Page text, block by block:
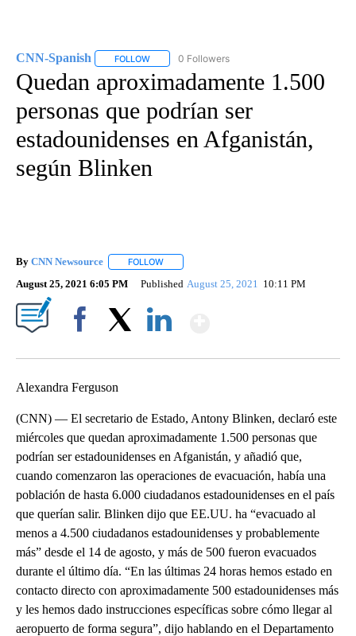
CNN-Spanish FOLLOW FOLLOW "CNN-SPANISH" TO RECEIVE
0 Followers
Quedan aproximadamente 1.500
personas que podrían ser
estadounidenses en Afganistán,
según Blinken
By CNN Newsource FOLLOW
August 25, 2021 6:05 PM Published August 25, 2021 10:11 PM
Alexandra Ferguson
(CNN) — El secretario de Estado, Antony Blinken, declaró este
miércoles que quedan aproximadamente 1.500 personas que
podrían ser estadounidenses en Afganistán, y añadió que,
cuando comenzaron las operaciones de evacuación, había una
población de hasta 6.000 ciudadanos estadounidenses en el país
que querían salir. Blinken dijo que EE.UU. ha “evacuado al
menos a 4.500 ciudadanos estadounidenses y probablemente
más” desde el 14 de agosto, y más de 500 fueron evacuados
durante el último día. “En las últimas 24 horas hemos estado en
contacto directo con aproximadamente 500 estadounidenses más
y les hemos dado instrucciones específicas sobre cómo llegar al
aeropuerto de forma segura”, dijo hablando en el Departamento